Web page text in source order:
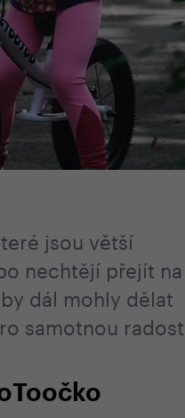
jsou větší
nechtějí přejít na
dál mohly dělat
samotnou